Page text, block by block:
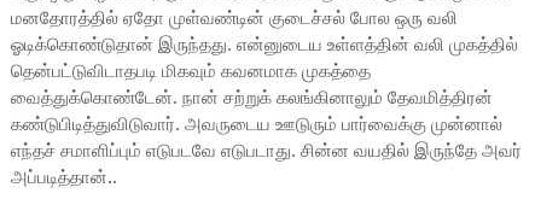
மனதோரத்தில் ஏதோ முள்வண்டின் குடைச்சல் போல ஒரு வலி
ஓடிக்கொண்டுதான் இருந்தது. என்னுடைய உள்ளத்தின் வலி முகத்தில்
தென்பட்டுவிடாதபடி மிகவும் கவனமாக முகத்தை
வைத்துக்கொண்டேன். நான் சற்றுக் கலங்கினாலும் தேவமித்திரன்
கண்டுபிடித்துவிடுவார். அவருடைய ஊடுரும் பார்வைக்கு முன்னால்
எந்தச் சமாளிப்பும் எடுபடவே எடுபடாது. சின்ன வயதில் இருந்தே அவர்
அப்படித்தான்..